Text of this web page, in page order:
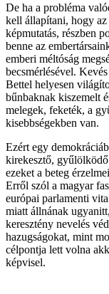
De ha a probléma
kell állapítani, hogy az
képmutatás, részben
benne az
emberi méltóság
becsmérlésével.
Bettel helyesen
bűnbaknak kiszemelt
melegek, feketék, a
kisebbségekben van.
Ezért egy
kirekesztő,
ezeket a beteg
Erről szól a magyar
európai parlamenti
miatt állnának
keresztény nevelés
hazugságokat, mint
célpontja lett volna
képvisel.